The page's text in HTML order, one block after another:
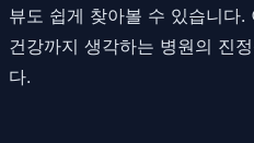
뷰도 쉽게 찾아볼 수 있습니다
건강까지 생각하는 병원의 진
다.